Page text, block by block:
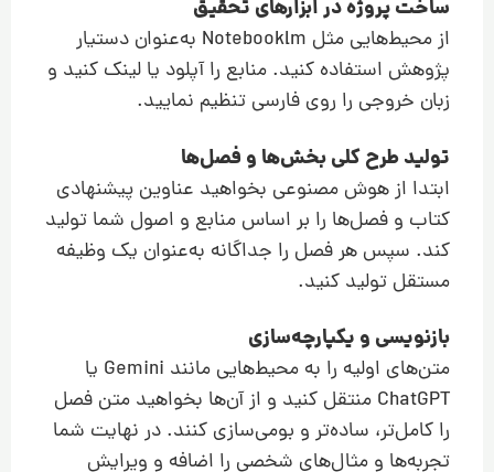
ساخت پروژه در ابزارهای تحقیق
از محیط‌هایی مثل Notebooklm به‌عنوان دستیار
پژوهش استفاده کنید. منابع را آپلود یا لینک کنید و
زبان خروجی را روی فارسی تنظیم نمایید.
تولید طرح کلی بخش‌ها و فصل‌ها
ابتدا از هوش مصنوعی بخواهید عناوین پیشنهادی
کتاب و فصل‌ها را بر اساس منابع و اصول شما تولید
کند. سپس هر فصل را جداگانه به‌عنوان یک وظیفه
مستقل تولید کنید.
بازنویسی و یکپارچه‌سازی
متن‌های اولیه را به محیط‌هایی مانند Gemini یا
ChatGPT منتقل کنید و از آن‌ها بخواهید متن فصل
را کامل‌تر، ساده‌تر و بومی‌سازی کنند. در نهایت شما
تجربه‌ها و مثال‌های شخصی را اضافه و ویرایش